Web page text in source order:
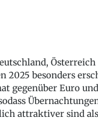
2025 besonders
gegenüber Euro
attraktiver sind